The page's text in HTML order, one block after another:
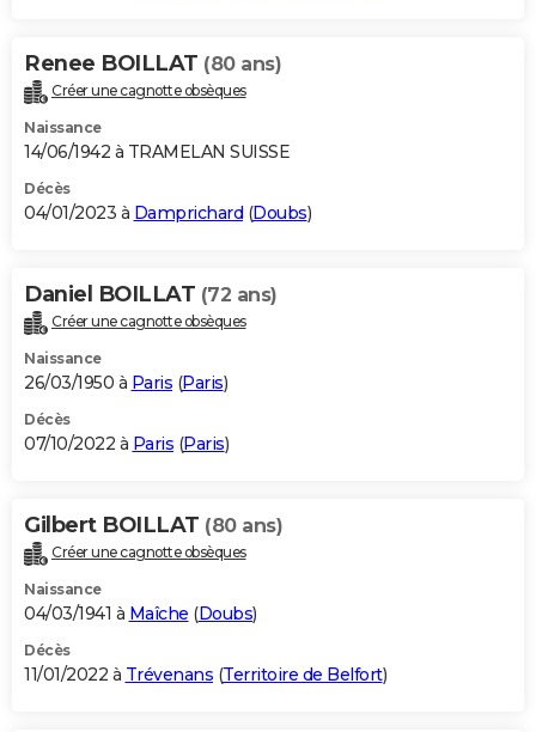
Renee BOILLAT (80 ans)
Créer une cagnotte obsèques
Naissance
14/06/1942 à TRAMELAN SUISSE
Décès
04/01/2023 à Damprichard (Doubs)
Daniel BOILLAT (72 ans)
Créer une cagnotte obsèques
Naissance
26/03/1950 à Paris (Paris)
Décès
07/10/2022 à Paris (Paris)
Gilbert BOILLAT (80 ans)
Créer une cagnotte obsèques
Naissance
04/03/1941 à Maîche (Doubs)
Décès
11/01/2022 à Trévenans (Territoire de Belfort)